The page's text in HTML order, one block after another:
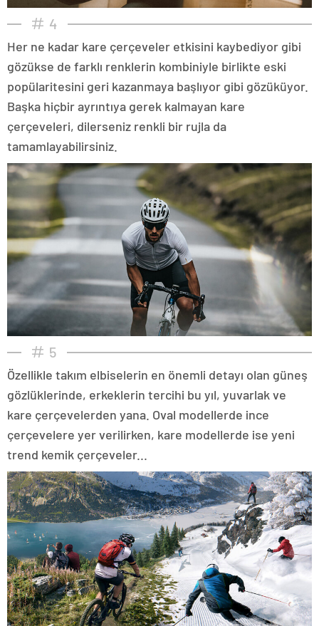
4
Her ne kadar kare çerçeveler etkisini kaybediyor gibi
gözükse de farklı renklerin kombiniyle birlikte eski
popülaritesini geri kazanmaya başlıyor gibi gözüküyor.
Başka hiçbir ayrıntıya gerek kalmayan kare
çerçeveleri, dilerseniz renkli bir rujla da
tamamlayabilirsiniz.
5
Özellikle takım elbiselerin en önemli detayı olan güneş
gözlüklerinde, erkeklerin tercihi bu yıl, yuvarlak ve
kare çerçevelerden yana. Oval modellerde ince
çerçevelere yer verilirken, kare modellerde ise yeni
trend kemik çerçeveler...